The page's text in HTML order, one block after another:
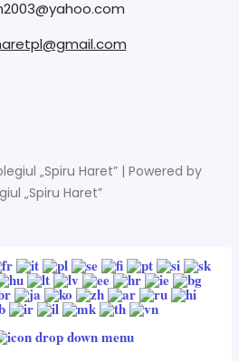
„Spiru Haret” | Powered by
„Spiru Haret”